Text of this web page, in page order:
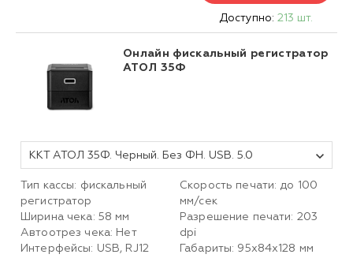
Доступно: 213 шт.
Онлайн фискальный регистратор
АТОЛ 35Ф
ККТ АТОЛ 35Ф. Черный. Без ФН. USB. 5.0
Тип кассы: фискальный
регистратор
Ширина чека: 58 мм
Автоотрез чека: Нет
Интерфейсы: USB, RJ12
Скорость печати: до 100
мм/сек
Разрешение печати: 203
dpi
Габариты: 95х84х128 мм